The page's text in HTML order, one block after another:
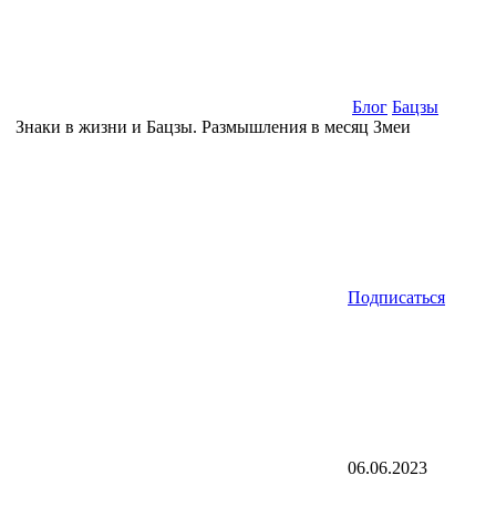
Блог Бацзы
Знаки в жизни и Бацзы. Размышления в месяц Змеи
Подписаться
06.06.2023